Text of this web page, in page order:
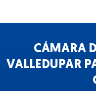
CÁMARA
VALLEDUPAR